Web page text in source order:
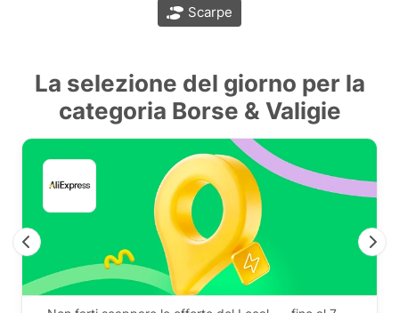
Scarpe
La selezione del giorno per la
categoria Borse & Valigie
Previous